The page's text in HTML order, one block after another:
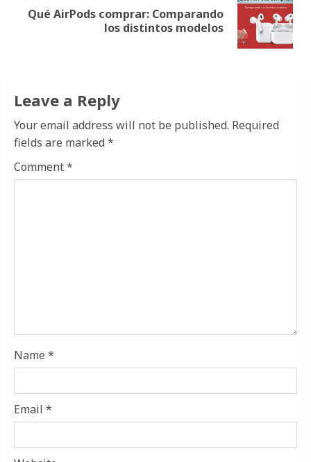
Siguiente
Qué AirPods comprar: Comparando
los distintos modelos
Leave a Reply
Your email address will not be published. Required
fields are marked *
Comment*
Name *
Email *